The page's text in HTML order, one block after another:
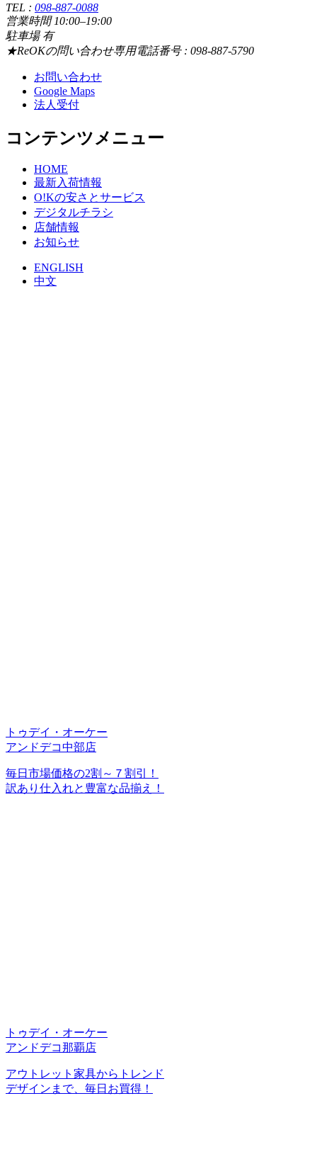
TEL : 098-887-0088
営業時間 10:00–19:00
駐車場 有
★ReOKの問い合わせ専用電話番号 : 098-887-5790
お問い合わせ
Google Maps
法人受付
コンテンツメニュー
HOME
最新入荷情報
O!Kの安さとサービス
デジタルチラシ
店舗情報
お知らせ
ENGLISH
中文
トゥデイ・オーケー
アンドデコ中部店
毎日市場価格の2割～７割引！
訳あり仕入れと豊富な品揃え！
トゥデイ・オーケー
アンドデコ那覇店
アウトレット家具からトレンド
デザインまで、毎日お買得！